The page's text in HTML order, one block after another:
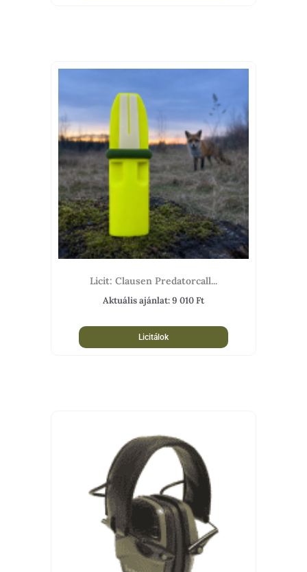
Licit: Clausen Predatorcall...
Aktuális ajánlat:9 010Ft
Licitálok